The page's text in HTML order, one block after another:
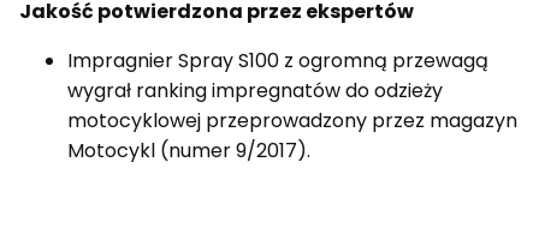
Jakość potwierdzona przez ekspertów
Impragnier Spray S100 z ogromną przewagą
wygrał ranking impregnatów do odzieży
motocyklowej przeprowadzony przez magazyn
Motocykl (numer 9/2017).